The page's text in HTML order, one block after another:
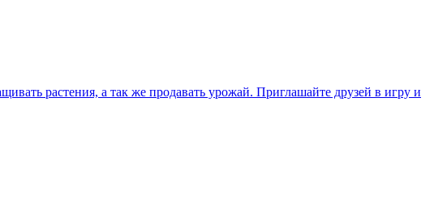
растения, а так же продавать урожай. Приглашайте друзей в игру и